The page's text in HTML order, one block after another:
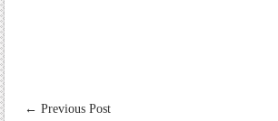
← Previous Post